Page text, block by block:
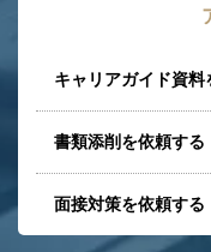
キャリアガイド資料
書類添削を依頼する
面接対策を依頼する